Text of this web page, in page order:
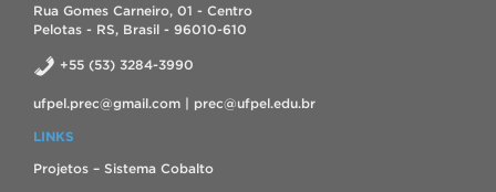
Rua Gomes Carneiro, 01 - Centro
Pelotas - RS, Brasil - 96010-610
+55 (53) 3284-3990
ufpel.prec@gmail.com | prec@ufpel.edu.br
LINKS
Projetos – Sistema Cobalto